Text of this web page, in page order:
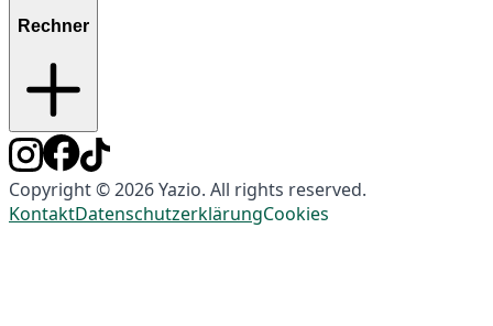
Rechner
Copyright © 2026 Yazio. All rights reserved.
KontaktDatenschutzerklärungCookies